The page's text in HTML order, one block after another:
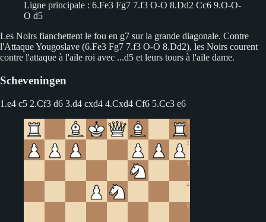
Ligne principale : 6.Fe3 Fg7 7.f3 O-O 8.Dd2 Cc6 9.O-O-
O d5
Les Noirs fianchettent le fou en g7 sur la grande diagonale. Contre
l'Attaque Yougoslave (6.Fe3 Fg7 7.f3 O-O 8.Dd2), les Noirs courent
contre l'attaque à l'aile roi avec ...d5 et leurs tours à l'aile dame.
Scheveningen
1.e4 c5 2.Cf3 d6 3.d4 cxd4 4.Cxd4 Cf6 5.Cc3 e6